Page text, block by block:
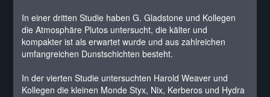
In einer dritten Studie haben G. Gladstone und Kollegen
die Atmosphäre Plutos untersucht, die kälter und
kompakter ist als erwartet wurde und aus zahlreichen
umfangreichen Dunstschichten besteht.
In der vierten Studie untersuchten Harold Weaver und
Kollegen die kleinen Monde Styx, Nix, Kerberos und Hydra